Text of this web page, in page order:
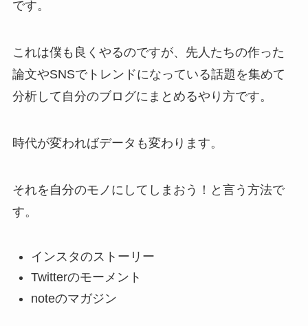
です。
これは僕も良くやるのですが、先人たちの作った
論文やSNSでトレンドになっている話題を集めて
分析して自分のブログにまとめるやり方です。
時代が変わればデータも変わります。
それを自分のモノにしてしまおう！と言う方法で
す。
インスタのストーリー
Twitterのモーメント
noteのマガジン